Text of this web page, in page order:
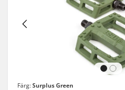
Färg:Surplus Green